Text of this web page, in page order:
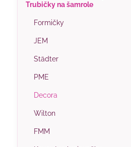
Trubičky na šamrole
Formičky
JEM
Städter
PME
Decora
Wilton
FMM